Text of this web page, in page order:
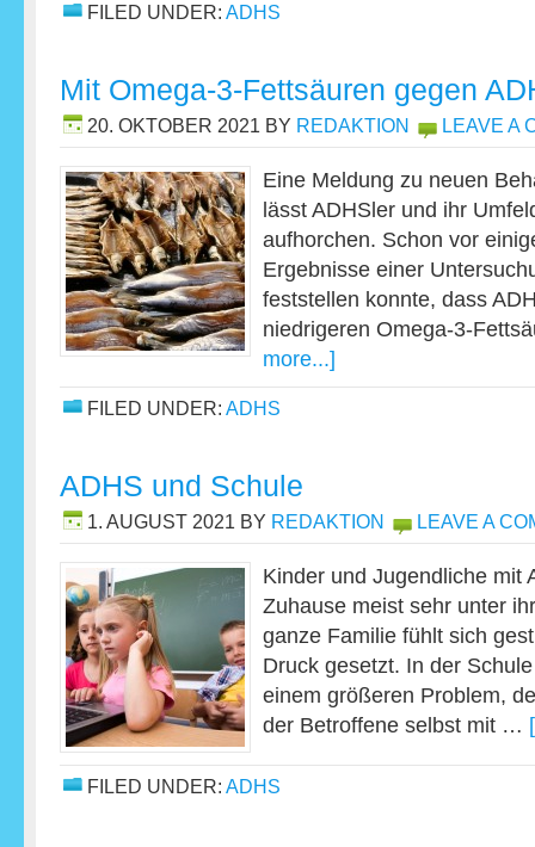
FILED UNDER: ADHS
Mit Omega-3-Fettsäuren gegen
20. OKTOBER 2021 BY REDAKTION LEAVE A
Eine Meldung zu neuen
lässt ADHSler und ihr
aufhorchen. Schon vor
Ergebnisse einer
feststellen konnte, dass
niedrigeren Omega-3-
more...]
FILED UNDER: ADHS
ADHS und Schule
1. AUGUST 2021 BY REDAKTION LEAVE A
Kinder und Jugendliche mit
Zuhause meist sehr unter
ganze Familie fühlt sich
Druck gesetzt. In der
einem größeren Problem,
der Betroffene selbst mit …
FILED UNDER: ADHS